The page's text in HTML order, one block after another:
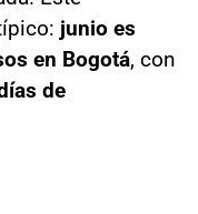
junio es
en Bogotá, con
de